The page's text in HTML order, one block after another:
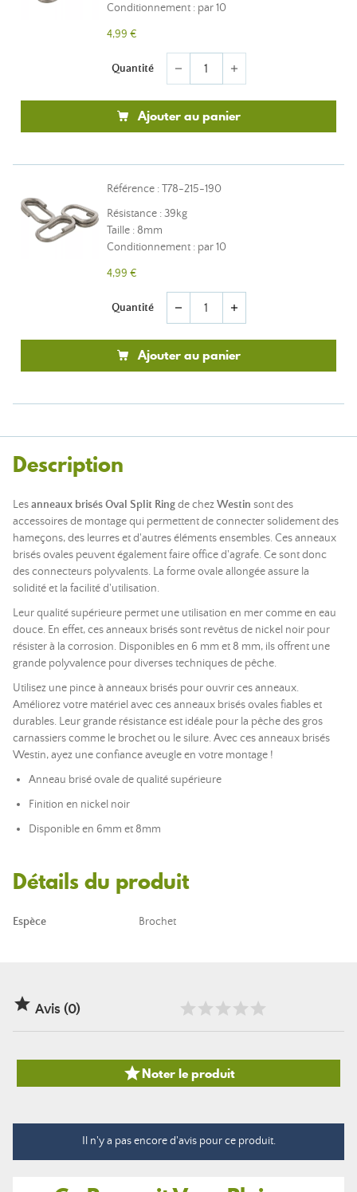
Conditionnement : par 10
4,99 €
Quantité remove add
Ajouter au panier
Référence : T78-215-190
Résistance : 39kg
Taille : 8mm
Conditionnement : par 10
4,99 €
Quantité remove add
Ajouter au panier
Description
Lesanneaux brisés Oval Split Ringde chezWestin sont des
accessoires de montage qui permettent de connecter solidement des
hameçons, des leurres et d'autres éléments ensembles. Ces anneaux
brisés ovales peuvent également faire office d'agrafe. Ce sont donc
des connecteurs polyvalents. La forme ovale allongée assure la
solidité et la facilité d'utilisation.
Leur qualité supérieure permet une utilisation en mer comme en eau
douce. En effet, ces anneaux brisés sont revêtus de nickel noir pour
résister à la corrosion. Disponibles en 6 mm et 8 mm, ils offrent une
grande polyvalence pour diverses techniques de pêche.
Utilisez une pince à anneaux brisés pour ouvrir ces anneaux.
Améliorez votre matériel avec ces anneaux brisés ovales fiables et
durables. Leur grande résistance est idéale pour la pêche des gros
carnassiers comme le brochet ou le silure. Avec ces anneaux brisés
Westin, ayez une confiance aveugle en votre montage !
Anneau brisé ovale de qualité supérieure
Finition en nickel noir
Disponible en 6mm et 8mm
Détails du produit
Espèce Brochet
 Avis (0)
Noter le produit
Il n'y a pas encore d'avis pour ce produit.